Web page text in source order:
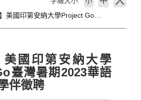
美國印第安納大學
臺灣暑期2023華語
伴徵聘